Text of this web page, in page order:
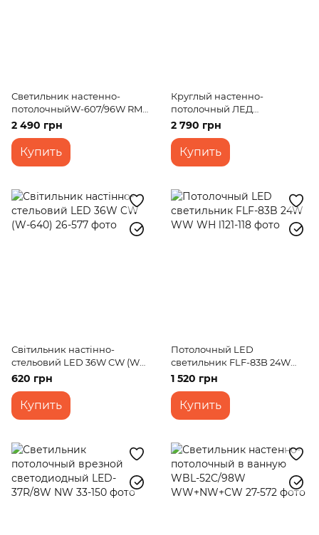
Светильник настенно-
потолочныйW-607/96W RM
WW+CW+NW
2 490 грн
Купить
Круглый настенно-
потолочный ЛЕД
светильник WBL-63/47W*2
2 790 грн
Купить
Світильник настінно-
стельовий LED 36W CW (W-
640)
620 грн
Купить
Потолочный LED
светильник FLF-83B 24W
WW WH
1 520 грн
Купить